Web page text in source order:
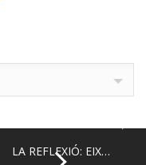
LA REFLEXIÓ: EIX…